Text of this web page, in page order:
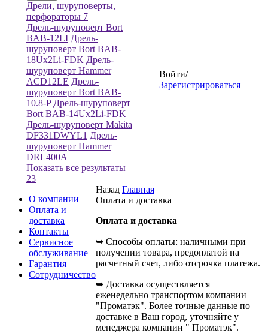
Дрели, шуруповерты,
перфораторы 7
Дрель-шуруповерт Bort
BAB-12LI Дрель-
шуруповерт Bort BAB-
18Ux2Li-FDK Дрель-
шуруповерт Hammer
ACD12LE Дрель-
шуруповерт Bort BAB-
10.8-P Дрель-шуруповерт
Bort BAB-14Ux2Li-FDK
Дрель-шуруповерт Makita
DF331DWYL1 Дрель-
шуруповерт Hammer
DRL400A
Показать все результаты
23
Войти/
Зарегистрироваться
О компании
Оплата и
доставка
Контакты
Сервисное
обслуживание
Гарантия
Сотрудничество
Назад Главная
Оплата и доставка
Оплата и доставка
➥ Способы оплаты: наличными при
получении товара, предоплатой на
расчетный счет, либо отсрочка платежа.
➥ Доставка осуществляется
еженедельно транспортом компании
"Проматэк". Более точные данные по
доставке в Ваш город, уточняйте у
менеджера компании " Проматэк".